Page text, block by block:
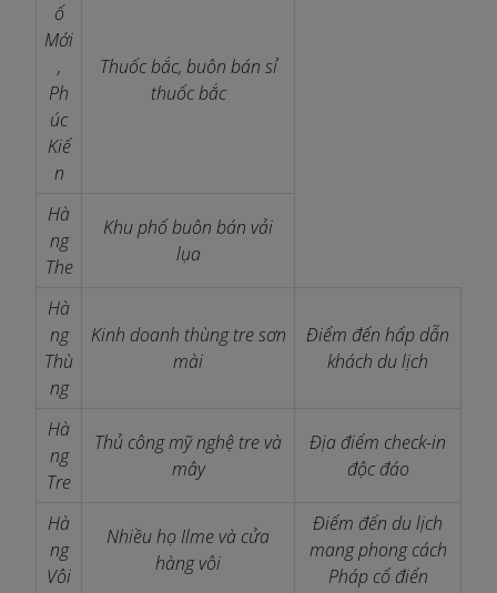
ố
Mới
,
Ph
úc
Kiế
n
Thuốc bắc, buôn bán sỉ
thuốc bắc
Hà
ng
The
Khu phố buôn bán vải
lụa
Hà
ng
Thù
ng
Kinh doanh thùng tre sơn
mài
Điểm đến hấp dẫn
khách du lịch
Hà
ng
Tre
Thủ công mỹ nghệ tre và
mây
Địa điểm check-in
độc đáo
Hà
ng
Vôi
Nhiều họ Ilme và cửa
hàng vôi
Điểm đến du lịch
mang phong cách
Pháp cổ điển